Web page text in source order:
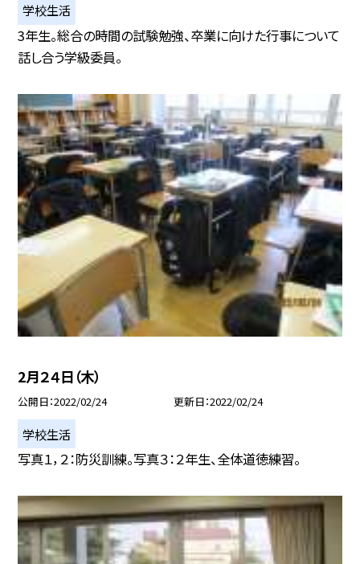
学校生活
3年生。総合の時間の試験勉強、卒業に向けた行事について
話し合う学級委員。
2月２４日（木）
公開日 2022/02/24 更新日 2022/02/24
学校生活
写真１，２：防災訓練。写真３：２年生、全体道徳練習。